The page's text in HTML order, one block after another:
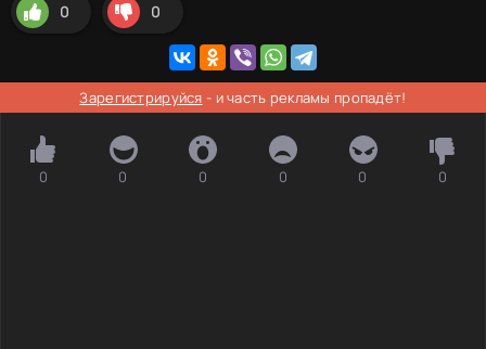
0 0
Зарегистрируйся - и часть рекламы пропадёт!
0 0 0 0 0 0